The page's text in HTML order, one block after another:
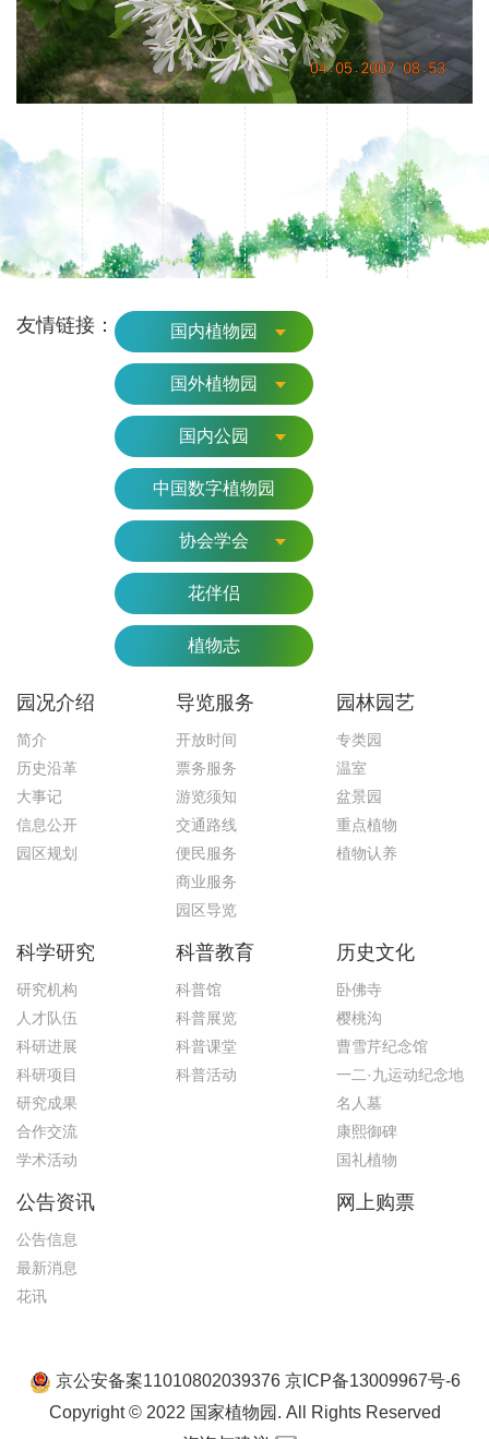
友情链接： 国内植物园
国外植物园
国内公园
中国数字植物园
协会学会
花伴侣
植物志
园况介绍
简介
历史沿革
大事记
信息公开
园区规划
导览服务
开放时间
票务服务
游览须知
交通路线
便民服务
商业服务
园区导览
园林园艺
专类园
温室
盆景园
重点植物
植物认养
科学研究
研究机构
人才队伍
科研进展
科研项目
研究成果
合作交流
学术活动
科普教育
科普馆
科普展览
科普课堂
科普活动
历史文化
卧佛寺
樱桃沟
曹雪芹纪念馆
一二·九运动纪念地
名人墓
康熙御碑
国礼植物
公告资讯
公告信息
最新消息
花讯
网上购票
京公安备案11010802039376 京ICP备13009967号-6
Copyright © 2022 国家植物园. All Rights Reserved